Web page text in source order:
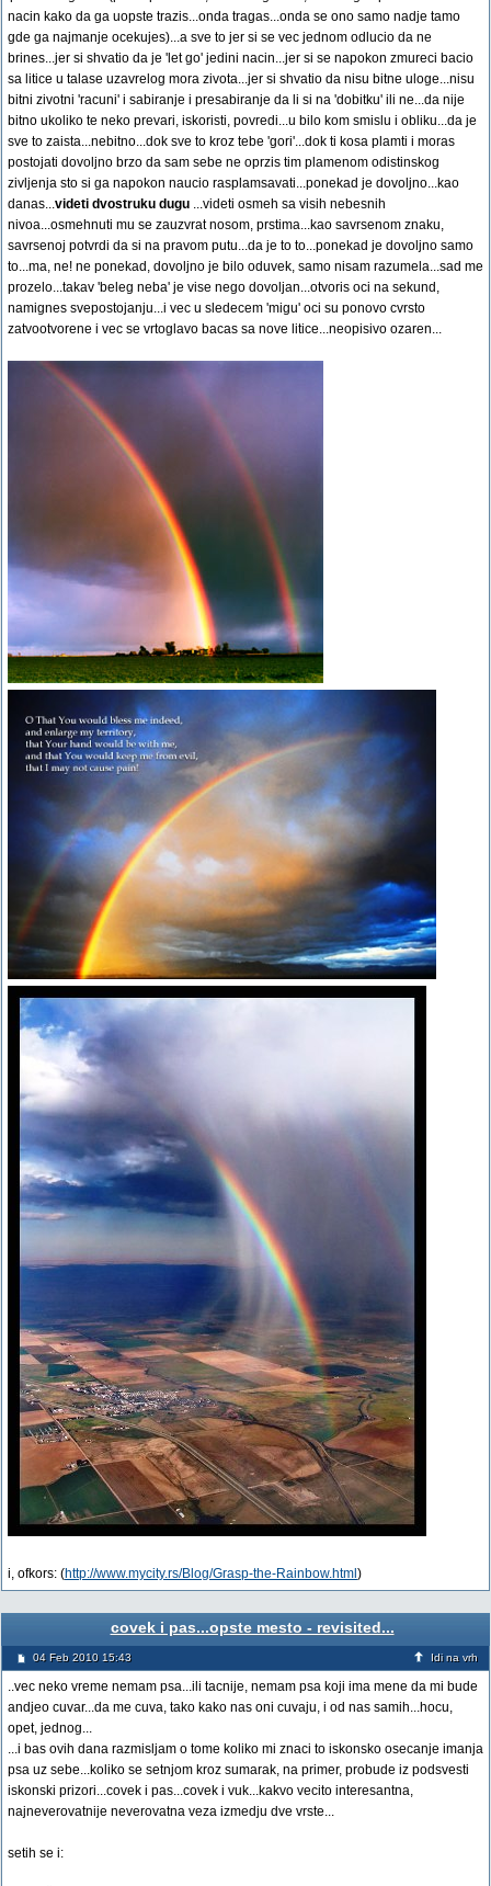
nacin kako da ga uopste trazis...onda tragas...onda se ono samo nadje tamo
gde ga najmanje ocekujes)...a sve to jer si se vec jednom odlucio da ne
brines...jer si shvatio da je 'let go' jedini nacin...jer si se napokon zmureci bacio
sa litice u talase uzavrelog mora zivota...jer si shvatio da nisu bitne uloge...nisu
bitni zivotni 'racuni' i sabiranje i presabiranje da li si na 'dobitku' ili ne...da nije
bitno ukoliko te neko prevari, iskoristi, povredi...u bilo kom smislu i obliku...da je
sve to zaista...nebitno...dok sve to kroz tebe 'gori'...dok ti kosa plamti i moras
postojati dovoljno brzo da sam sebe ne oprzis tim plamenom odistinskog
zivljenja sto si ga napokon naucio rasplamsavati...ponekad je dovoljno...kao
danas...videti dvostruku dugu ...videti osmeh sa visih nebesnih
nivoa...osmehnuti mu se zauzvrat nosom, prstima...kao savrsenom znaku,
savrsenoj potvrdi da si na pravom putu...da je to to...ponekad je dovoljno samo
to...ma, ne! ne ponekad, dovoljno je bilo oduvek, samo nisam razumela...sad me
prozelo...takav 'beleg neba' je vise nego dovoljan...otvoris oci na sekund,
namignes svepostojanju...i vec u sledecem 'migu' oci su ponovo cvrsto
zatvootvorene i vec se vrtoglavo bacas sa nove litice...neopisivo ozaren...
i, ofkors: (http://www.mycity.rs/Blog/Grasp-the-Rainbow.html )
covek i pas...opste mesto - revisited...
04 Feb 2010 15:43 Idi na vrh
..vec neko vreme nemam psa...ili tacnije, nemam psa koji ima mene da mi bude
andjeo cuvar...da me cuva, tako kako nas oni cuvaju, i od nas samih...hocu,
opet, jednog...
...i bas ovih dana razmisljam o tome koliko mi znaci to iskonsko osecanje imanja
psa uz sebe...koliko se setnjom kroz sumarak, na primer, probude iz podsvesti
iskonski prizori...covek i pas...covek i vuk...kakvo vecito interesantna,
najneverovatnije neverovatna veza izmedju dve vrste...
setih se i: